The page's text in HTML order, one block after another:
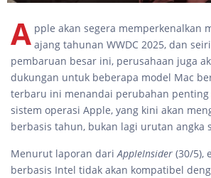
A pple akan segera memperkenalkan
ajang tahunan WWDC 2025, dan
pembaruan besar ini, perusahaan juga
dukungan untuk beberapa model Mac
terbaru ini menandai perubahan penting
sistem operasi Apple, yang kini akan
berbasis tahun, bukan lagi urutan angka
Menurut laporan dariAppleInsider (30/5),
berbasis Intel tidak akan kompatibel